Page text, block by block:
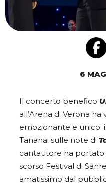
6
Il concerto benefico
all’Arena di Verona
emozionante e unico:
Tananai sulle note di
cantautore ha portato
scorso Festival di
amatissimo dal